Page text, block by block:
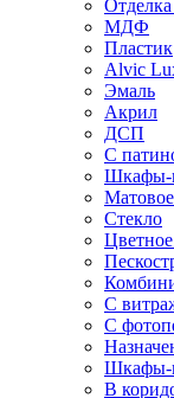
МДФ
Пластик
Alvic
Эмаль
Акрил
ДСП
С
Шкафы-
Стекло
С
С
Шкафы-
В